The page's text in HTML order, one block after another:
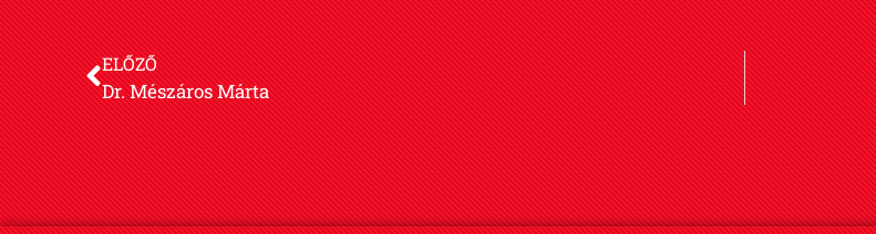
ELŐZŐ
Dr. Mészáros Márta